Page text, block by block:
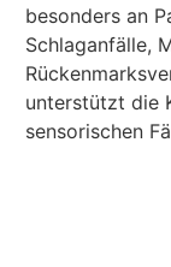
besonders an
Schlaganfälle,
unterstützt die
sensorischen